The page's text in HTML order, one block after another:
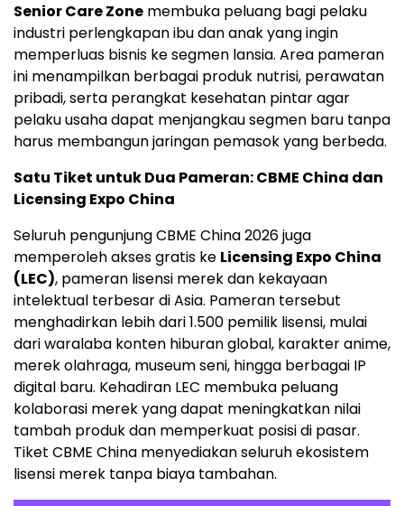
Senior Care Zone membuka peluang bagi pelaku
industri perlengkapan ibu dan anak yang ingin
memperluas bisnis ke segmen lansia. Area pameran
ini menampilkan berbagai produk nutrisi, perawatan
pribadi, serta perangkat kesehatan pintar agar
pelaku usaha dapat menjangkau segmen baru tanpa
harus membangun jaringan pemasok yang berbeda.
Satu Tiket untuk Dua Pameran: CBME China dan
Licensing Expo China
Seluruh pengunjung CBME China 2026 juga
memperoleh akses gratis ke Licensing Expo China
(LEC), pameran lisensi merek dan kekayaan
intelektual terbesar di Asia. Pameran tersebut
menghadirkan lebih dari 1.500 pemilik lisensi, mulai
dari waralaba konten hiburan global, karakter anime,
merek olahraga, museum seni, hingga berbagai IP
digital baru. Kehadiran LEC membuka peluang
kolaborasi merek yang dapat meningkatkan nilai
tambah produk dan memperkuat posisi di pasar.
Tiket CBME China menyediakan seluruh ekosistem
lisensi merek tanpa biaya tambahan.